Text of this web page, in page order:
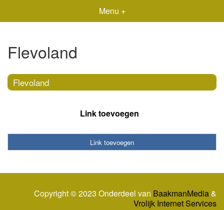
Menu +
Flevoland
Flevoland
Link toevoegen
Link toevoegen
Copyright © 2023 Onderdeel van BaakmanMedia&
Vrolijk Internet Services